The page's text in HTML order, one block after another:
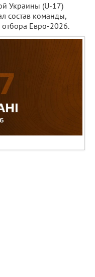
Украины (U-17)
состав команды,
отбора Евро-2026.